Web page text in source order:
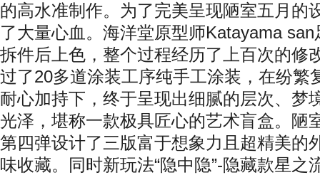
的高水准制作。为了完美呈现陋室五月的
了大量心血。海洋堂原型师Katayama san
拆件后上色，整个过程经历了上百次的修
过了20多道涂装工序纯手工涂装，在纷繁
耐心加持下，终于呈现出细腻的层次、梦
光泽，堪称一款极具匠心的艺术盲盒。陋
第四弹设计了三版富于想象力且超精美的
味收藏。同时新玩法“隐中隐”-隐藏款星之